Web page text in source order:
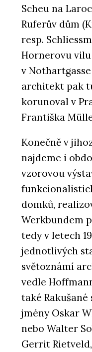
Scheu na
Ruferův dům
resp.
Hornerovu
v
architekt pak
korunoval v
Františka
Konečně v
najdeme i
vzorovou
domků,
Werkbundem
tedy v letech
jednotlivých
světoznámí
vedle
také Rakušané
jmény Oskar
nebo Walter
Gerrit